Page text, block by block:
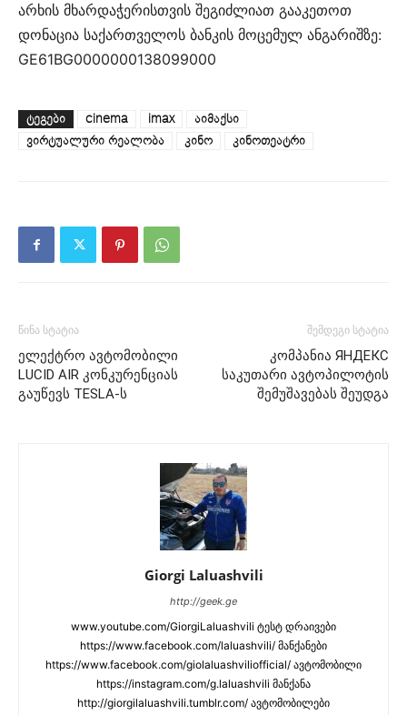
არხის მხარდაჭერისთვის შეგიძლიათ გააკეთოთ
დონაცია საქართველოს ბანკის მოცემულ ანგარიშზე:
GE61BG0000000138099000
ᲢᲔᲒᲔᲑᲘ cinema imax
აიმაქსი
ვირტუალური რეალობა
კინო კინოთეატრი
წინა სტატია
ელექტრო ავტომობილი
LUCID AIR კონკურენციას
გაუწევს TESLA-ს
შემდეგი სტატია
კომპანია ЯНДЕКС
საკუთარი ავტოპილოტის
შემუშავებას შეუდგა
Giorgi Laluashvili
http://geek.ge
www.youtube.com/GiorgiLaluashvili ტესტ დრაივები
https://www.facebook.com/laluashvili/ მანქანები
https://www.facebook.com/giolaluashviliofficial/ ავტომობილი
https://instagram.com/g.laluashvili მანქანა
http://giorgilaluashvili.tumblr.com/ ავტომობილები